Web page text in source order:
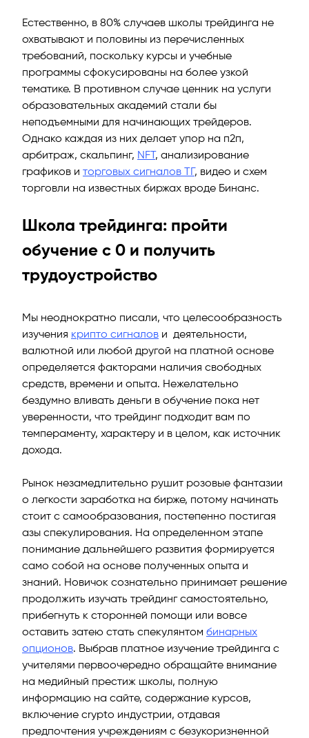
Естественно, в 80% случаев школы трейдинга не
охватывают и половины из перечисленных
требований, поскольку курсы и учебные
программы сфокусированы на более узкой
тематике. В противном случае ценник на услуги
образовательных академий стали бы
неподъемными для начинающих трейдеров.
Однако каждая из них делает упор на п2п,
арбитраж, скальпинг, NFT, анализирование
графиков и торговых сигналов ТГ, видео и схем
торговли на известных биржах вроде Бинанс.
Школа трейдинга: пройти
обучение с 0 и получить
трудоустройство
Мы неоднократно писали, что целесообразность
изучения крипто сигналов и деятельности,
валютной или любой другой на платной основе
определяется факторами наличия свободных
средств, времени и опыта. Нежелательно
бездумно вливать деньги в обучение пока нет
уверенности, что трейдинг подходит вам по
темпераменту, характеру и в целом, как источник
дохода.
Рынок незамедлительно рушит розовые фантазии
о легкости заработка на бирже, потому начинать
стоит с самообразования, постепенно постигая
азы спекулирования. На определенном этапе
понимание дальнейшего развития формируется
само собой на основе полученных опыта и
знаний. Новичок сознательно принимает решение
продолжить изучать трейдинг самостоятельно,
прибегнуть к сторонней помощи или вовсе
оставить затею стать спекулянтом бинарных
опционов. Выбрав платное изучение трейдинга с
учителями первоочередно обращайте внимание
на медийный престиж школы, полную
информацию на сайте, содержание курсов,
включение crypto индустрии, отдавая
предпочтения учреждениям с безукоризненной